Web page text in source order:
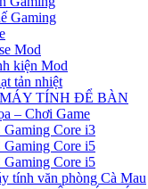
Gaming
Mod
kiện Mod
tản nhiệt
MÁY TÍNH ĐỂ BÀN
– Chơi Game
Gaming Core i3
Gaming Core i5
Gaming Core i5
tính văn phòng Cà Mau